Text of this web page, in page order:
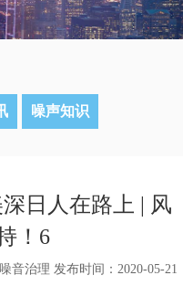
噪声知识
日人在路上 | 风
！6
音治理 发布时间：2020-05-21